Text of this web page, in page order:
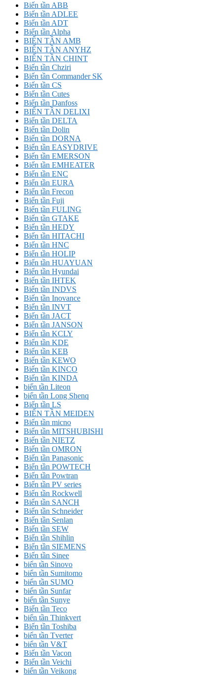
Biến tần ABB
Biến tần ADLEE
Biến tần ADT
Biến tần Alpha
BIẾN TẦN AMB
BIẾN TẦN ANYHZ
BIẾN TẦN CHINT
Biến tần Chziri
Biến tần Commander SK
Biến tần CS
Biến tần Cutes
Biến tần Danfoss
BIẾN TẦN DELIXI
Biến tần DELTA
Biến tần Dolin
Biến tần DORNA
Biến tần EASYDRIVE
Biến tần EMERSON
Biến tần EMHEATER
Biến tần ENC
Biến tần EURA
Biến tần Frecon
Biến tần Fuji
Biến tần FULING
Biến tần GTAKE
Biến tần HEDY
Biến tần HITACHI
Biến tần HNC
Biến tần HOLIP
Biến tần HUAYUAN
Biến tần Hyundai
Biến tần IHTEK
Biến tần INDVS
Biến tần Inovance
Biến tần INVT
Biến tần JACT
Biến tần JANSON
Biến tần KCLY
Biến tần KDE
Biến tần KEB
Biến tần KEWO
Biến tần KINCO
Biến tần KINDA
biến tần Liteon
biến tần Long Shenq
Biến tần LS
BIẾN TẦN MEIDEN
Biến tần micno
Biến tần MITSHUBISHI
Biến tần NIETZ
Biến tần OMRON
Biến tần Panasonic
Biến tần POWTECH
Biến tần Powtran
Biến tần PV series
Biến tần Rockwell
Biến tần SANCH
Biến tần Schneider
Biến tần Senlan
Biến tần SEW
Biến tần Shihlin
Biến tần SIEMENS
Biến tần Sinee
biến tần Sinovo
biến tần Sumitomo
biến tần SUMO
biến tần Sunfar
biến tần Sunye
Biến tần Teco
biến tần Thinkvert
Biến tần Toshiba
biến tần Tverter
biến tần V&T
Biến tần Vacon
Biến tần Veichi
biến tần Veikong